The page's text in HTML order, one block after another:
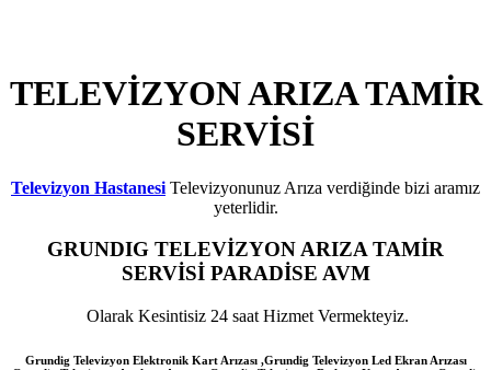
TELEVİZYON ARIZA TAMİR
SERVİSİ
Televizyon Hastanesi Televizyonunuz Arıza verdiğinde bizi aramız
yeterlidir.
GRUNDIG TELEVİZYON ARIZA TAMİR
SERVİSİ PARADİSE AVM
Olarak Kesintisiz 24 saat Hizmet Vermekteyiz.
Grundig Televizyon Elektronik Kart Arızası ,Grundig Televizyon Led Ekran Arızası